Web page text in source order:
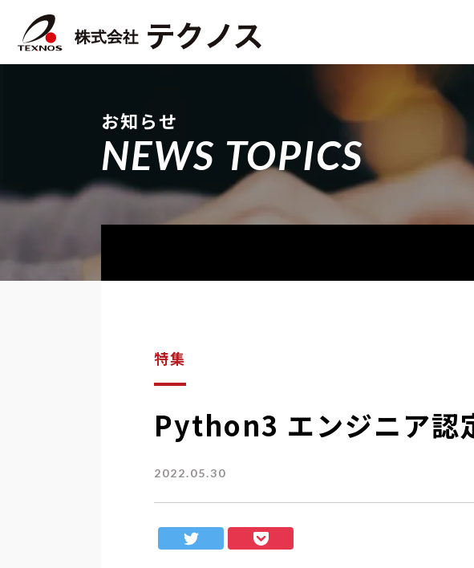
お知らせ
NEWS TOPICS
特集
Python3 エンジニア認
2022.05.30